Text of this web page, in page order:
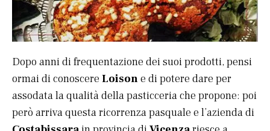
Dopo anni di frequentazione dei suoi prodotti, pensi
ormai di conoscere Loison e di potere dare per
assodata la qualità della pasticceria che propone: poi
però arriva questa ricorrenza pasquale e l’azienda di